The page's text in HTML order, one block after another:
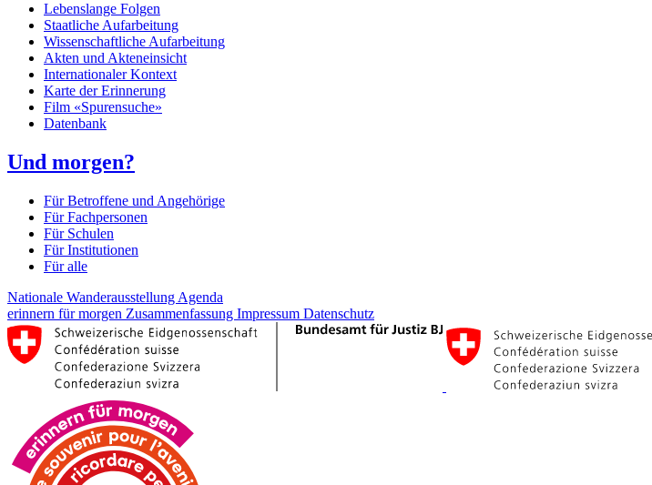
Lebenslange Folgen
Staatliche Aufarbeitung
Wissenschaftliche Aufarbeitung
Akten und Akteneinsicht
Internationaler Kontext
Karte der Erinnerung
Film «Spurensuche»
Datenbank
Und morgen?
Für Betroffene und Angehörige
Für Fachpersonen
Für Schulen
Für Institutionen
Für alle
Nationale Wanderausstellung Agenda
erinnern für morgen Zusammenfassung Impressum Datenschutz